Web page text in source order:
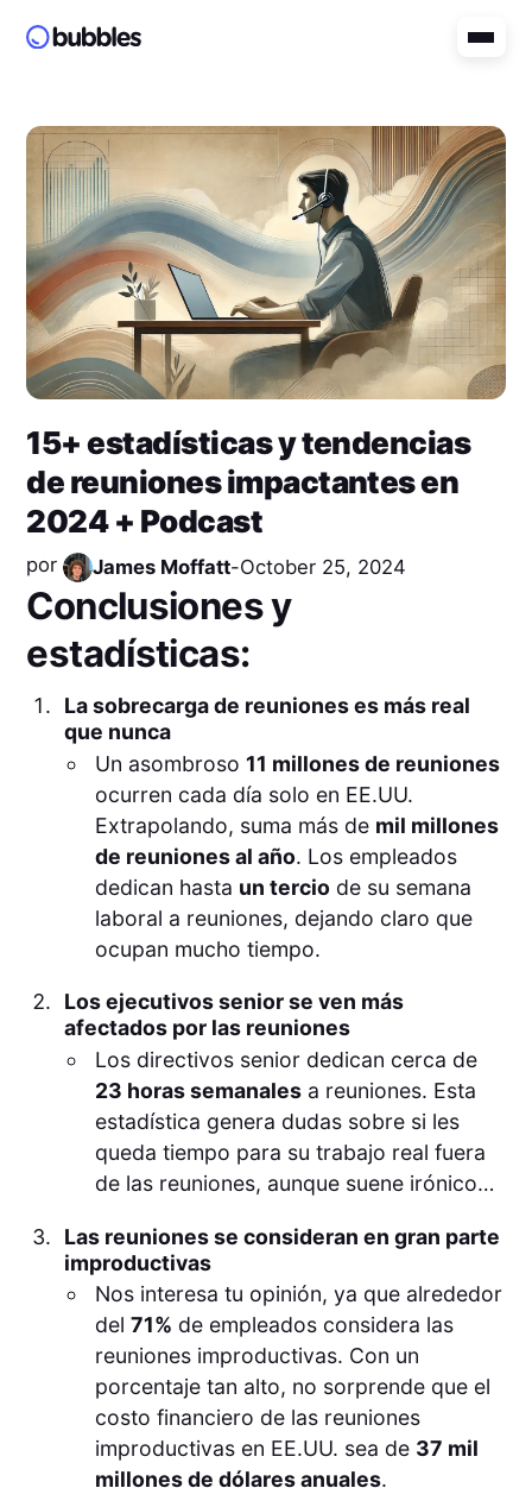
15+ estadísticas y tendencias
de reuniones impactantes en
2024 + Podcast
por James Moffatt-October 25, 2024
Conclusiones y
estadísticas:
La sobrecarga de reuniones es más real
que nunca
Un asombroso11 millones de reuniones
ocurren cada día solo en EE.UU.
Extrapolando, suma más de mil millones
de reuniones al año. Los empleados
dedican hasta un tercio de su semana
laboral a reuniones, dejando claro que
ocupan mucho tiempo.
Los ejecutivos senior se ven más
afectados por las reuniones
Los directivos senior dedican cerca de
23 horas semanales a reuniones. Esta
estadística genera dudas sobre si les
queda tiempo para su trabajo real fuera
de las reuniones, aunque suene irónico…
Las reuniones se consideran en gran parte
improductivas
Nos interesa tu opinión, ya que alrededor
del71% de empleados considera las
reuniones improductivas. Con un
porcentaje tan alto, no sorprende que el
costo financiero de las reuniones
improductivas en EE.UU. sea de 37 mil
millones de dólares anuales.